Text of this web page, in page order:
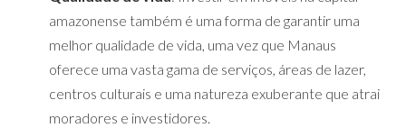
amazonense também é uma forma de garantir uma
melhor qualidade de vida, uma vez que Manaus
oferece uma vasta gama de serviços, áreas de lazer,
centros culturais e uma natureza exuberante que atrai
moradores e investidores.